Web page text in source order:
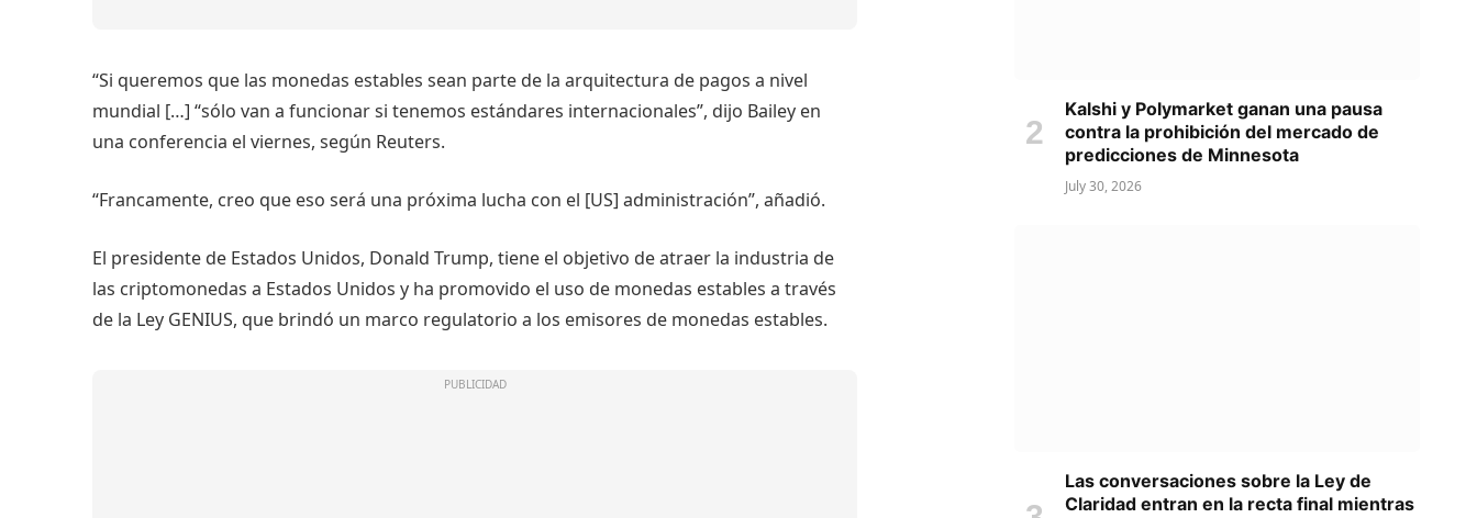
“Si queremos que las monedas estables sean parte de la arquitectura de pagos a nivel
mundial […] “sólo van a funcionar si tenemos estándares internacionales”, dijo Bailey en
una conferencia el viernes, según Reuters.
“Francamente, creo que eso será una próxima lucha con el [US] administración”, añadió.
El presidente de Estados Unidos, Donald Trump, tiene el objetivo de atraer la industria de
las criptomonedas a Estados Unidos y ha promovido el uso de monedas estables a través
de la Ley GENIUS, que brindó un marco regulatorio a los emisores de monedas estables.
Kalshi y Polymarket ganan una pausa
contra la prohibición del mercado de
predicciones de Minnesota
July 30, 2026
Las conversaciones sobre la Ley de
Claridad entran en la recta final mientras